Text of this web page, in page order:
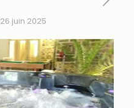
26 juin 2025